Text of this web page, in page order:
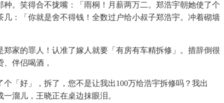
笑得合不拢嘴：「雨桐！月薪两万二。郑浩宇朝她使了个
：「你就是舍不得钱！全数过户给小叔子郑浩宇。冲着砌墙
家的罪人！认准了嫁人就要「有房有车精拆修」。措辞倒很
伴侣喝酒，
好」，拆了，您不是让我出100万给浩宇拆修吗？我出
溜儿，王晓正在桌边抹眼泪。